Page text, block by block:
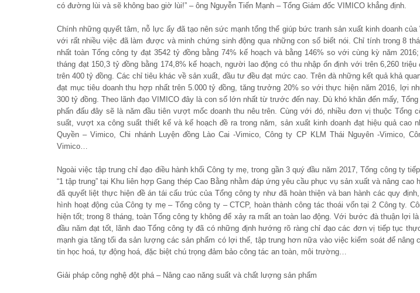
có đường lùi và sẽ không bao giờ lùi!” – ông Nguyễn Tiến Mạnh – Tổng Giám đốc VIMICO khẳng định.
Chính những quyết tâm, nỗ lực ấy đã tạo nên sức mạnh tổng thể giúp bức tranh sản xuất kinh doanh
với rất nhiều việc đã làm được và minh chứng sinh động qua những con số biết nói. Chỉ tính trong 8
nhất toàn Tổng công ty đạt 3542 tỷ đồng bằng 74% kế hoạch và bằng 146% so với cùng kỳ năm
tháng đạt 150,3 tỷ đồng bằng 174,8% kế hoạch, người lao động có thu nhập ổn định với trên 6,260
trên 400 tỷ đồng. Các chỉ tiêu khác về sản xuất, đầu tư đều đạt mức cao. Trên đà những kết quả khả
đạt mục tiêu doanh thu hợp nhất trên 5.000 tỷ đồng, tăng trưởng 20% so với thực hiện năm 2016, lợi
300 tỷ đồng. Theo lãnh đạo VIMICO đây là con số lớn nhất từ trước đến nay. Dù khó khăn đến mấy,
phấn đấu đây sẽ là năm đầu tiên vượt mốc doanh thu nêu trên. Cùng với đó, nhiều đơn vị thuộc Tổng
suất, vượt xa công suất thiết kế và kế hoạch đề ra trong năm, sản xuất kinh doanh đạt hiệu quả cao
Quyền – Vimico, Chi nhánh Luyện đồng Lào Cai -Vimico, Công ty CP KLM Thái Nguyên -Vimico,
Vimico…
Ngoài việc tập trung chỉ đạo điều hành khối Công ty mẹ, trong gần 3 quý đầu năm 2017, Tổng công ty
“1 tập trung” tại Khu liên hợp Gang thép Cao Bằng nhằm đáp ứng yêu cầu phục vụ sản xuất và nâng cao
đã quyết liệt thực hiện đề án tái cấu trúc của Tổng công ty như đã hoàn thiện và ban hành các quy
hình hoạt động của Công ty mẹ – Tổng công ty – CTCP, hoàn thành công tác thoái vốn tại 2 Công ty.
hiện tốt; trong 8 tháng, toàn Tổng công ty không để xảy ra mất an toàn lao động. Với bước đà thuận lợi
đầu năm đạt tốt, lãnh đao Tổng công ty đã có những định hướng rõ ràng chỉ đạo các đơn vị tiếp tục
mạnh gia tăng tối đa sản lượng các sản phẩm có lợi thế, tập trung hơn nữa vào việc kiểm soát để nâng
tin học hoá, tự động hoá, đặc biệt chú trọng đảm bảo công tác an toàn, môi trường…
Giải pháp công nghệ đột phá – Nâng cao năng suất và chất lượng sản phẩm